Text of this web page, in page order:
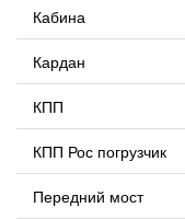
Кабина
Кардан
КПП
КПП Рос погрузчик
Передний мост